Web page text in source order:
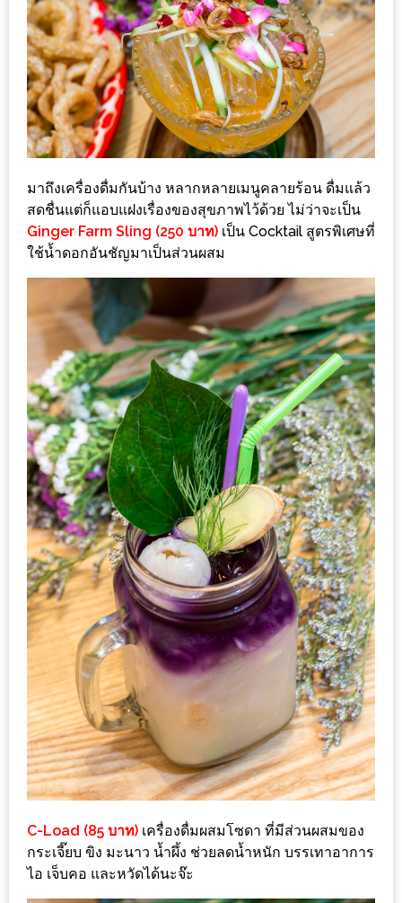
เชียงใหม่
ลุ้น
บัตร
รับ
ประทาน
บุฟเฟ่ต์
ฟรี
ที่
LE
CRYSTAL
เชียงใหม่
ฟรี
2
ท่าน
ลุ้น
รับ
GIFT
VOUCHER
รับ
ประทาน
อาหาร
มูลค่า
1,000
บาท
ฟรี
3
รางวัล
วัน
แม่
สุด
พิเศษ
โปร
โม
ชั่น
มาถึงเครื่องดื่มกันบ้าง หลากหลายเมนูคลายร้อน ดื่มแล้ว
สดชื่นแต่ก็แอบแฝงเรื่องของสุขภาพไว้ด้วย ไม่ว่าจะเป็น
Ginger Farm Sling (250 บาท) เป็น Cocktail สูตรพิเศษที่
ใช้น้ำดอกอันชัญมาเป็นส่วนผสม
C-Load (85 บาท) เครื่องดื่มผสมโซดา ที่มีส่วนผสมของ
กระเจี๊ยบ ขิง มะนาว น้ำผึ้ง ช่วยลดน้ำหนัก บรรเทาอาการ
ไอ เจ็บคอ และหวัดได้นะจ๊ะ